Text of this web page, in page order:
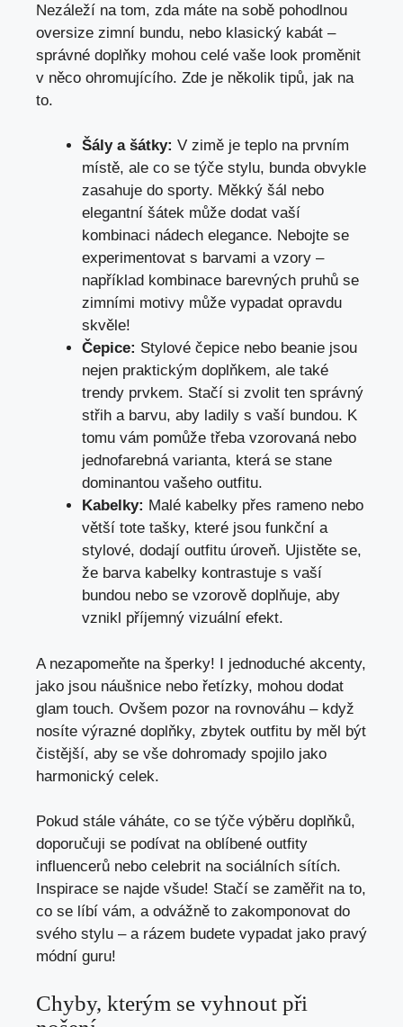
Nezáleží na tom, zda⁣ máte na sobě pohodlnou
oversize zimní bundu, nebo‌ klasický‍ kabát –
správné doplňky​ mohou celé vaše look proměnit
v něco ohromujícího. Zde je několik tipů, jak na
to.
Šály a šátky: V zimě⁣ je teplo na prvním
místě, ale co se týče stylu, bunda obvykle
zasahuje do ​sporty. Měkký šál nebo
elegantní šátek může dodat vaší
kombinaci nádech elegance. Nebojte se
experimentovat s ​barvami ⁤a vzory –
například kombinace barevných pruhů se
zimními motivy může vypadat ​opravdu
skvěle!
Čepice: Stylové čepice‍ nebo beanie jsou
nejen praktickým doplňkem, ale také
trendy prvkem. Stačí si zvolit ten správný
střih a barvu, aby ladily s vaší bundou. K
tomu vám pomůže třeba vzorovaná nebo
jednofarebná varianta, která se stane
dominantou vašeho outfitu.
Kabelky: Malé kabelky přes rameno nebo
větší tote tašky, které jsou funkční a
stylové, dodají ‍outfitu úroveň. Ujistěte se,
že barva kabelky kontrastuje s vaší
bundou nebo se vzorově doplňuje, aby
vznikl příjemný vizuální efekt.
A nezapomeňte na šperky! I jednoduché akcenty,⁤
jako jsou náušnice nebo řetízky, mohou dodat
glam touch.‍ Ovšem pozor ‌na rovnováhu – když
nosíte ⁢výrazné doplňky, zbytek outfitu by měl být
čistější, aby‍ se vše dohromady spojilo jako
harmonický celek.
Pokud stále⁣ váháte, co se týče výběru doplňků,
doporučuji‌ se podívat na oblíbené outfity
influencerů‍ nebo‌ celebrit na ​sociálních sítích.
Inspirace se najde všude! Stačí se zaměřit na to,
co se líbí vám, a odvážně to zakomponovat do
svého stylu –‌ a rázem budete vypadat jako pravý
módní guru!
Chyby, kterým se vyhnout při